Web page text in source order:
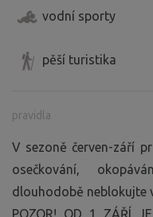
vodní sporty
pěší turistika
pravidla
V sezoně červen-září
osečkování,
dlouhodobě neblokujte
POZOR! OD 1 ZÁŘÍ